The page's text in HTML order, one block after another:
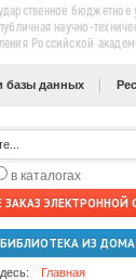
бюджетное
научно-
Российской
базы данных
в каталогах
ЗАКАЗ ЭЛЕКТРОННОЙ
БИБЛИОТЕКА ИЗ ДОМА
Главная